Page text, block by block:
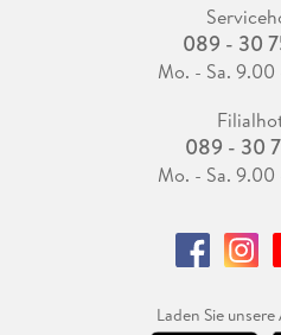
089 - 30
Mo. - Sa.
089 - 30
Mo. - Sa.
Laden Sie